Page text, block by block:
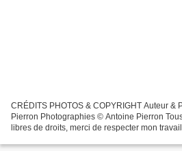
CRÉDITS PHOTOS & COPYRIGHT Auteur &
Pierron Photographies © Antoine Pierron
libres de droits, merci de respecter mon